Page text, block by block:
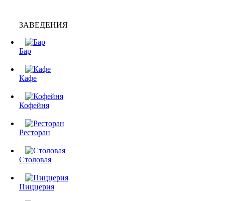
ЗАВЕДЕНИЯ
Бар
Кафе
Кофейня
Ресторан
Столовая
Пиццерия